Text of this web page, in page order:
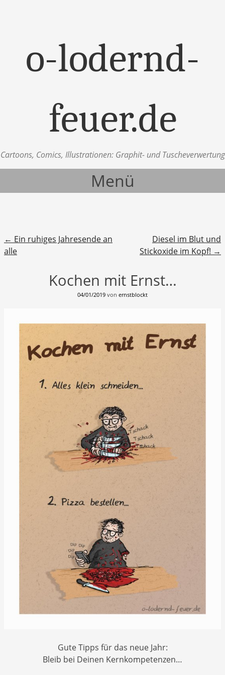
o-lodernd-
feuer.de
Cartoons, Comics, Illustrationen: Graphit- und Tuscheverwertung
Menü
Beitragsnavigation
← Ein ruhiges Jahresende an
alle
Diesel im Blut und
Stickoxide im Kopf! →
Kochen mit Ernst…
04/01/2019 von ernstblockt
Gute Tipps für das neue Jahr:
Bleib bei Deinen Kernkompetenzen…